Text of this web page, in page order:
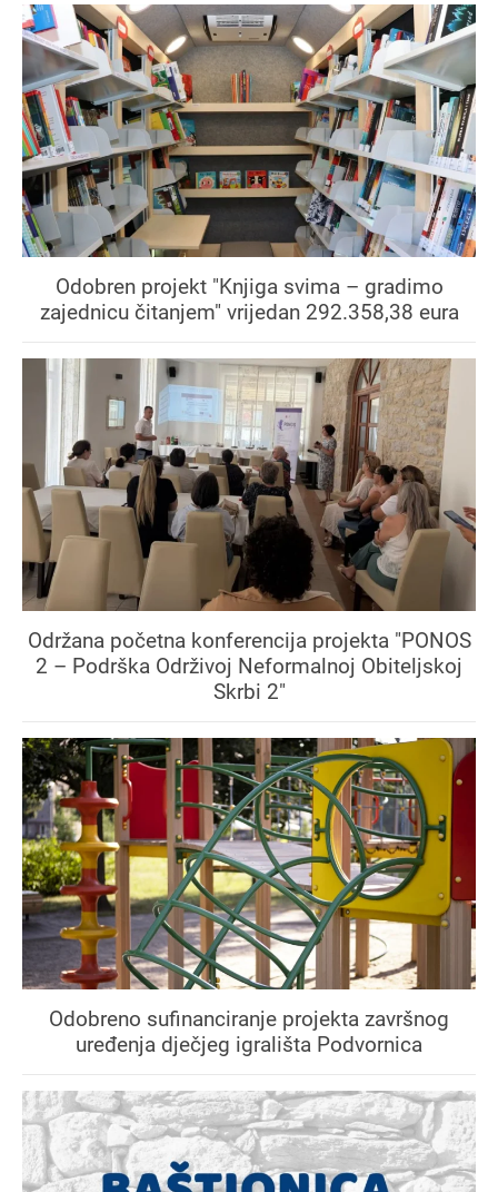
Odobren projekt "Knjiga svima – gradimo
zajednicu čitanjem" vrijedan 292.358,38 eura
Održana početna konferencija projekta "PONOS
2 – Podrška Održivoj Neformalnoj Obiteljskoj
Skrbi 2"
Odobreno sufinanciranje projekta završnog
uređenja dječjeg igrališta Podvornica